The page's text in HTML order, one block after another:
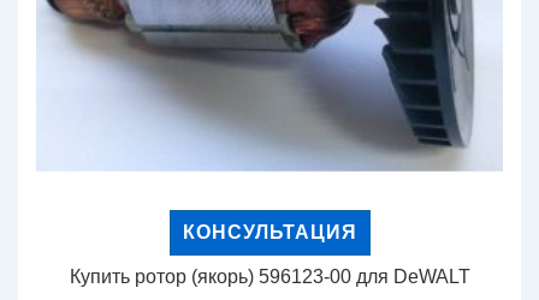
КОНСУЛЬТАЦИЯ
Купить ротор (якорь) 596123-00 для DeWALT